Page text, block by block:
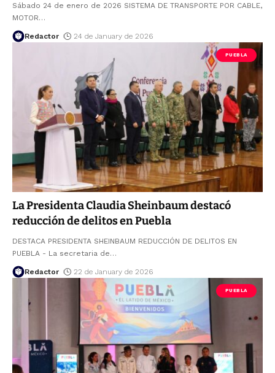
Sábado 24 de enero de 2026 SISTEMA DE TRANSPORTE POR CABLE,
MOTOR…
Redactor 24 de January de 2026
PUEBLA
La Presidenta Claudia Sheinbaum destacó
reducción de delitos en Puebla
DESTACA PRESIDENTA SHEINBAUM REDUCCIÓN DE DELITOS EN
PUEBLA - La secretaria de…
Redactor 22 de January de 2026
PUEBLA